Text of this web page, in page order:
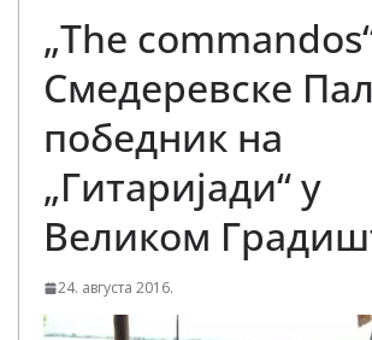
„The
Смедеревске
победник на
„Гитаријади“ у
Великом
24. августа 2016.